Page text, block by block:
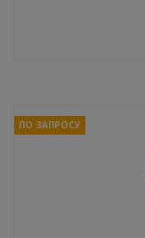
ПО ЗАПРОСУ